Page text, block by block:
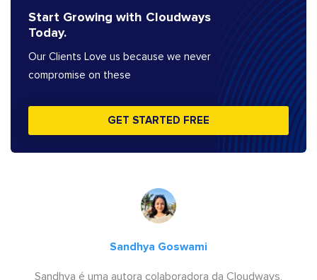
Start Growing with Cloudways
Today.
Our Clients Love us because we never
compromise on these
GET STARTED FREE
Sandhya Goswami
Sandhya é uma autora colaboradora da Cloudways,